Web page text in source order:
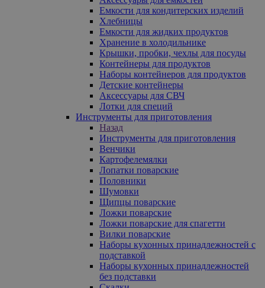
Емкости для кондитерских изделий
Хлебницы
Емкости для жидких продуктов
Хранение в холодильнике
Крышки, пробки, чехлы для посуды
Контейнеры для продуктов
Наборы контейнеров для продуктов
Детские контейнеры
Аксессуары для СВЧ
Лотки для специй
Инструменты для приготовления
Назад
Инструменты для приготовления
Венчики
Картофелемялки
Лопатки поварские
Половники
Шумовки
Щипцы поварские
Ложки поварские
Ложки поварские для спагетти
Вилки поварские
Наборы кухонных принадлежностей с
подставкой
Наборы кухонных принадлежностей
без подставки